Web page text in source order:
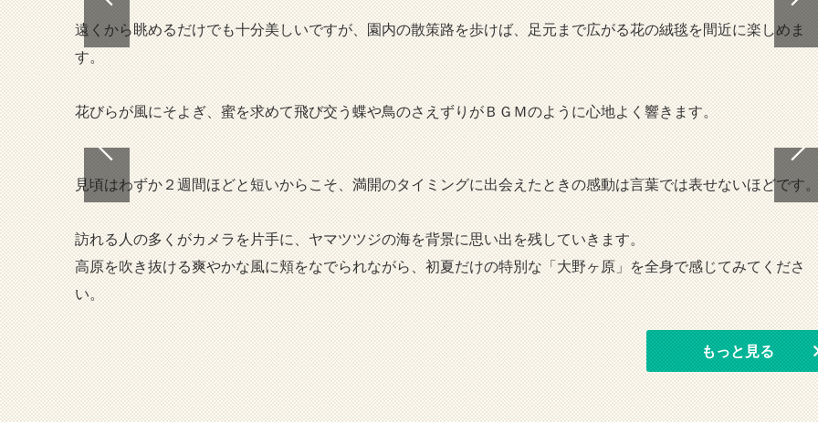
遠くから眺めるだけでも十分美しいですが、園内の散策路を歩けば、足元まで広がる花の絨毯を間近に楽しめま
す。
花びらが風にそよぎ、蜜を求めて飛び交う蝶や鳥のさえずりがＢＧＭのように心地よく響きます。
見頃はわずか２週間ほどと短いからこそ、満開のタイミングに出会えたときの感動は言葉では表せないほどです
訪れる人の多くがカメラを片手に、ヤマツツジの海を背景に思い出を残していきます。
高原を吹き抜ける爽やかな風に頬をなでられながら、初夏だけの特別な「大野ヶ原」を全身で感じてみてくださ
い。
もっと見る